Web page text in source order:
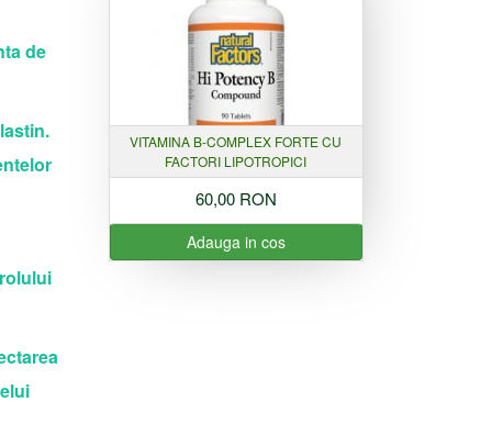
de
VITAMINA B-COMPLEX FORTE CU
FACTORI LIPOTROPICI
60,00 RON
Adauga in cos